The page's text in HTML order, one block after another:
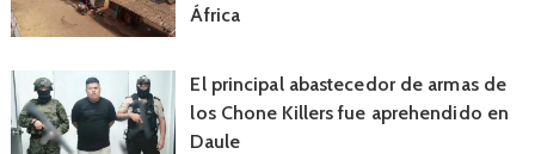
África
El principal abastecedor de armas de
los Chone Killers fue aprehendido en
Daule